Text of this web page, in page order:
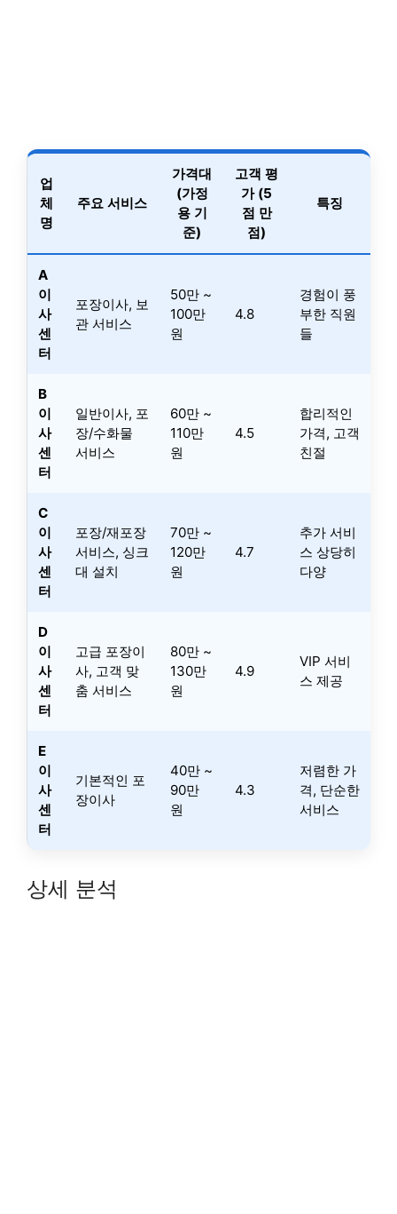
업
체
명
주요 서비스
가격대
(가정
용 기
준)
고객 평
가 (5
점 만
점)
특징
A
이
사
센
터
포장이사, 보
관 서비스
50만 ~
100만
원
4.8
경험이 풍
부한 직원
들
B
이
사
센
터
일반이사, 포
장/수화물
서비스
60만 ~
110만
원
4.5
합리적인
가격, 고객
친절
C
이
사
센
터
포장/재포장
서비스, 싱크
대 설치
70만 ~
120만
원
4.7
추가 서비
스 상당히
다양
D
이
사
센
터
고급 포장이
사, 고객 맞
춤 서비스
80만 ~
130만
원
4.9
VIP 서비
스 제공
E
이
사
센
터
기본적인 포
장이사
40만 ~
90만
원
4.3
저렴한 가
격, 단순한
서비스
상세 분석